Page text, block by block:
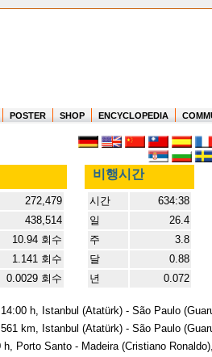
Where in the world have you flown?
How long have you been in the air?
Create your own FlightMemory and see!
POSTER SHOP ENCYCLOPEDIA
비행시간
272,479
438,514
10.94 회수
1.141 회수
0.0029 회수
시간
634:38
일
26.4
주
3.8
달
0.88
년
0.072
h, Istanbul (Atatürk) - São Paulo
km, Istanbul (Atatürk) - São Paulo
Porto Santo - Madeira (Cristiano